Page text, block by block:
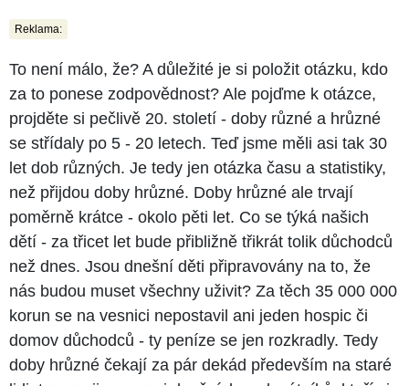
Reklama:
To není málo, že? A důležité je si položit otázku, kdo
za to ponese zodpovědnost? Ale pojďme k otázce,
projděte si pečlivě 20. století - doby různé a hrůzné
se střídaly po 5 - 20 letech. Teď jsme měli asi tak 30
let dob různých. Je tedy jen otázka času a statistiky,
než přijdou doby hrůzné. Doby hrůzné ale trvají
poměrně krátce - okolo pěti let. Co se týká našich
dětí - za třicet let bude přibližně třikrát tolik důchodců
než dnes. Jsou dnešní děti připravovány na to, že
nás budou muset všechny uživit? Za těch 35 000 000
korun se na vesnici nepostavil ani jeden hospic či
domov důchodců - ty peníze se jen rozkradly. Tedy
doby hrůzné čekají za pár dekád především na staré